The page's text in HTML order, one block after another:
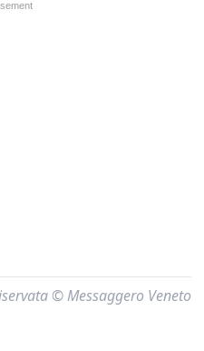
© Messaggero Veneto